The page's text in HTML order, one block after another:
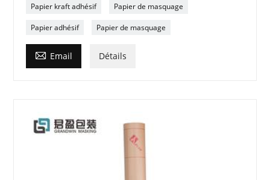
Papier kraft adhésif Papier de masquage
Papier adhésif Papier de masquage
 Email Détails